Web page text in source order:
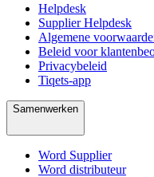
Helpdesk
Supplier Helpdesk
Algemene
Beleid voor
Privacybeleid
Tiqets-app
Samenwerken
Word Supplier
Word distributeur